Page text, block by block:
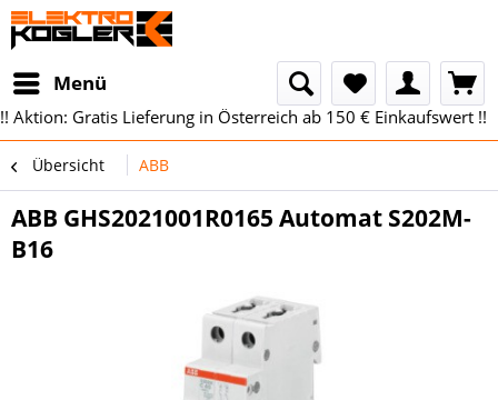
Menü
!! Aktion: Gratis Lieferung in Österreich ab 150 € Einkaufswert !!
Übersicht ABB
ABB GHS2021001R0165 Automat S202M-
B16